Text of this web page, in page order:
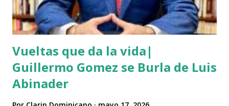
ó la huida. Éste es solo uno de múltiples asesinatos
cometidos por haiti...
Vueltas que da la vida|
Guillermo Gomez se Burla de Luis
Abinader